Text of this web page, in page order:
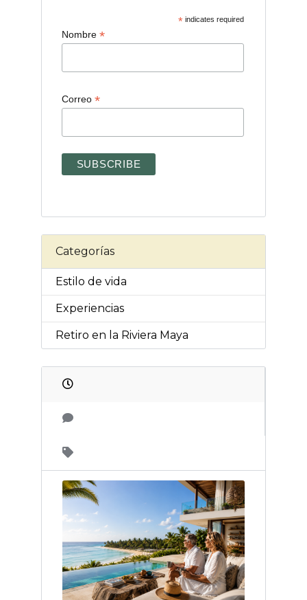
*indicates required
Nombre *
Correo *
Categorías
Estilo de vida
Experiencias
Retiro en la Riviera Maya